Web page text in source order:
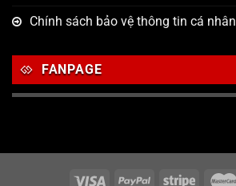
Chính sách bảo vệ thông tin cá nhân
FANPAGE